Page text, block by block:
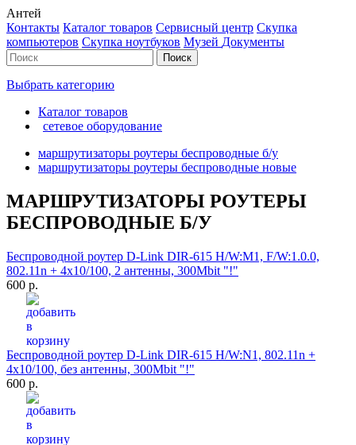
Антей
Контакты Каталог товаров Сервисный центр Cкупка
компьютеров Cкупка ноутбуков Музей Документы
Выбрать категорию
Каталог товаров
сетевое оборудование
маршрутизаторы роутеры беспроводные б/у
маршрутизаторы роутеры беспроводные новые
МАРШРУТИЗАТОРЫ РОУТЕРЫ
БЕСПРОВОДНЫЕ Б/У
Беспроводной роутер D-Link DIR-615 H/W:M1, F/W:1.0.0,
802.11n + 4x10/100, 2 антенны, 300Mbit "!"
600 р.
Беспроводной роутер D-Link DIR-615 H/W:N1, 802.11n +
4x10/100, без антенны, 300Mbit "!"
600 р.